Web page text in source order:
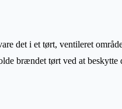
det i et tørt, ventileret
brændet tørt ved at beskytte